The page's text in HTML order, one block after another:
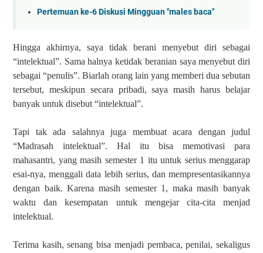
Pertemuan ke-6 Diskusi Mingguan "males baca"
Hingga akhirnya, saya tidak berani menyebut diri sebagai
“intelektual”. Sama halnya ketidak beranian saya menyebut diri
sebagai “penulis”. Biarlah orang lain yang memberi dua sebutan
tersebut, meskipun secara pribadi, saya masih harus belajar
banyak untuk disebut “intelektual”.
Tapi tak ada salahnya juga membuat acara dengan judul
“Madrasah intelektual”. Hal itu bisa memotivasi para
mahasantri, yang masih semester 1 itu untuk serius menggarap
esai-nya, menggali data lebih serius, dan mempresentasikannya
dengan baik. Karena masih semester 1, maka masih banyak
waktu dan kesempatan untuk mengejar cita-cita menjad
intelektual.
Terima kasih, senang bisa menjadi pembaca, penilai, sekaligus